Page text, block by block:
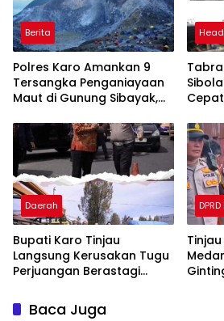
Berita
Polres Karo Amankan 9
Tersangka Penganiayaan
Maut di Gunung Sibayak,
Wisata Daerah Tetap
Aman dan Kondusif
Lintas
Daerah
Bupati Karo Tinjau
Langsung Kerusakan Tugu
Perjuangan Berastagi
Baca Juga